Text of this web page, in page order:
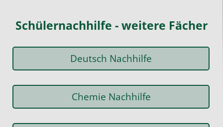
Schülernachhilfe - weitere Fächer
Deutsch Nachhilfe
Chemie Nachhilfe